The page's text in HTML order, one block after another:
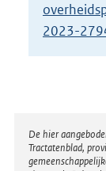
2023-
De hier
Tractatenblad,